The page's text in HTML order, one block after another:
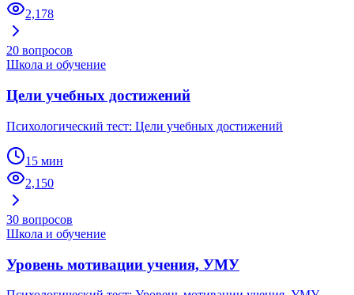
2,178
20 вопросов
Школа и обучение
Цели учебных достижений
Психологический тест: Цели учебных достижений
15 мин
2,150
30 вопросов
Школа и обучение
Уровень мотивации учения, УМУ